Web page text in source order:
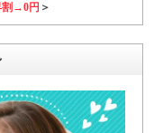
割→0円 ＞